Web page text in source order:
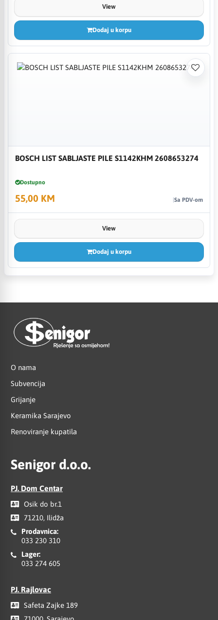
View
Dodaj u korpu
BOSCH LIST SABLJASTE PILE S1142KHM 2608653274
Dostupno
55,00 KM Sa PDV-om
View
Dodaj u korpu
O nama
Subvencija
Grijanje
Keramika Sarajevo
Renoviranje kupatila
Senigor d.o.o.
PJ. Dom Centar
Osik do br.1
71210, Ilidža
Prodavnica:
033 230 310
Lager:
033 274 605
PJ. Rajlovac
Safeta Zajke 189